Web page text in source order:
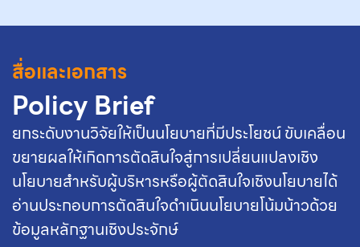
สื่อและเอกสาร
Policy Brief
ยกระดับงานวิจัยให้เป็นนโยบายที่มีประโยชน์ ขับเคลื่อน
ขยายผลให้เกิดการตัดสินใจสู่การเปลี่ยนแปลงเชิง
นโยบายสำหรับผู้บริหารหรือผู้ตัดสินใจเชิงนโยบายได้
อ่านประกอบการตัดสินใจดำเนินนโยบายโน้มน้าวด้วย
ข้อมูลหลักฐานเชิงประจักษ์